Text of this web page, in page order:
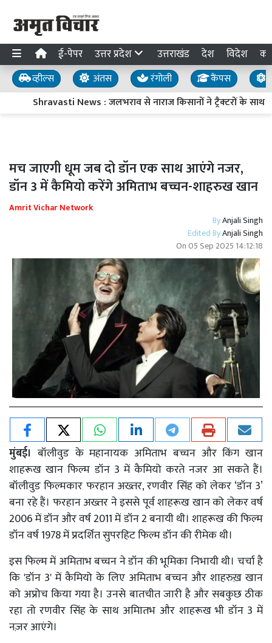
ई-पेपर उत्तर प्रदेश उत्तराखंड देश विदेश
व्हील्स अंतस रंगोली कैंपस
Shravasti News : जलभराव से नाराज किसानों ने ट्रैक्टरों के साथ
मच जाएगी धूम जब दो डॉन एक साथ आएंगे नजर,
डॉन 3 में कैमियो करेंगे अमिताभ बच्चन-शाहरुख खान
Amrit Vichar Network
ByAnjali Singh
Edited ByAnjali Singh
On05 Sep 2025 14:12:18
मुंबई। बॉलीवुड के महानायक अमिताभ बच्चन और किंग खान
शाहरूख खान फिल्म डॉन 3 में कैमियो करते नजर आ सकते हैं।
बॉलीवुड फिल्मकार फरहान अख्तर, रणवीर सिंह को लेकर ‘डॉन 3’
बना रहे हैं। फरहान अख्तर ने इससे पूर्व शाहरूख खान को लेकर वर्ष
2006 में डॉन और वर्ष 2011 में डॉन 2 बनायी थी। शाहरूख की फिल्म
डॉन वर्ष 1978 में प्रदर्शित सुपरहिट फिल्म डॉन की रीमेक थी।
इस फिल्म में अमिताभ बच्चन ने डॉन की भूमिका निभायी थी। चर्चा है
कि 'डॉन 3' में कैमियो के लिए अमिताभ बच्चन और शाहरुख़ खान
को अप्रोच किया गया है। उनसे बातचीत जारी है और सबकुछ ठीक
रहा तो रणवीर सिंह के साथ अमिातभ और शाहरूख भी डॉन 3 में
नज़र आएंगे।